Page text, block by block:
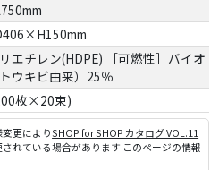
エチレン(HDPE) ［可燃性］バイオ
ウキビ由来）25％
枚×20束)
変更によりSHOP for SHOP カタログ VOL.11
れている場合があります このページの情報